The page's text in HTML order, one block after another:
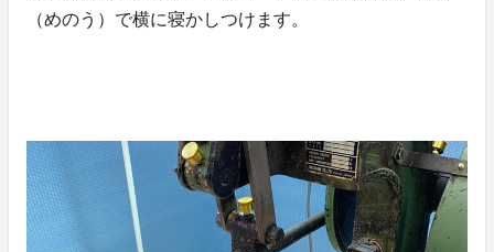
（めのう）で横に寝かしつけます。